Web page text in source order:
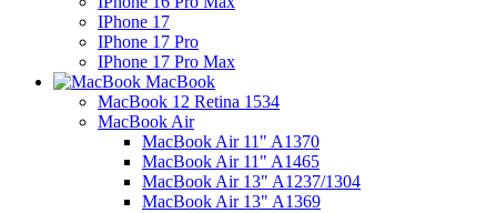
IPhone 17
IPhone 17 Pro
IPhone 17 Pro Max
MacBook
MacBook 12 Retina 1534
MacBook Air
MacBook Air 11" A1370
MacBook Air 11" A1465
MacBook Air 13" A1237/1304
MacBook Air 13" A1369